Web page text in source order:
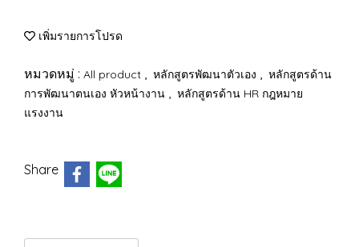
เพิ่มรายการโปรด
หมวดหมู่ : All product , หลักสูตรพัฒนาตัวเอง , หลักสูตรด้าน
การพัฒนาตนเอง หัวหน้างาน , หลักสูตรด้าน HR กฎหมาย
แรงงาน
Share